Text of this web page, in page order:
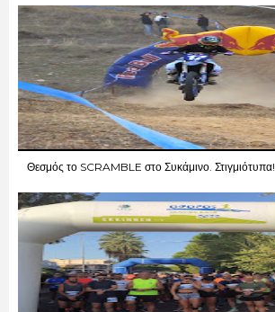
Θεσμός το SCRAMBLE στο Συκάμινο. Στιγμιότυπα!